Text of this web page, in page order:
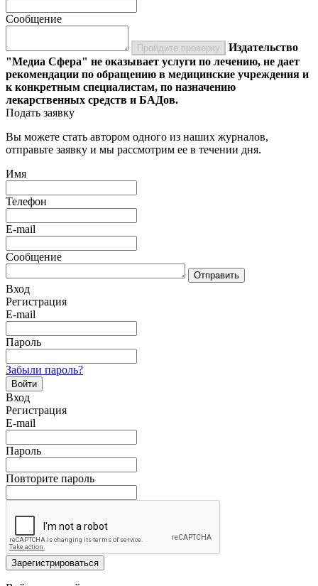
Сообщение
Пройдите проверку
Издательство
"Медиа Сфера" не оказывает услуги по лечению, не дает
рекомендации по обращению в медицинские учреждения и
к конкретным специалистам, по назначению
лекарственных средств и БАДов.
Подать заявку
Вы можете стать автором одного из наших журналов,
отправьте заявку и мы рассмотрим ее в течении дня.
Имя
Телефон
E-mail
Сообщение
Отправить
Вход
Регистрация
E-mail
Пароль
Забыли пароль?
Войти
Вход
Регистрация
E-mail
Пароль
Повторите пароль
Зарегистрироваться